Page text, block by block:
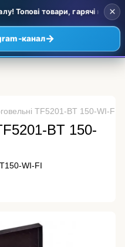
Топові товари, гарячі
канал→
×
TF5201-BT 150-WI-FI
BT 150-
WI-FI